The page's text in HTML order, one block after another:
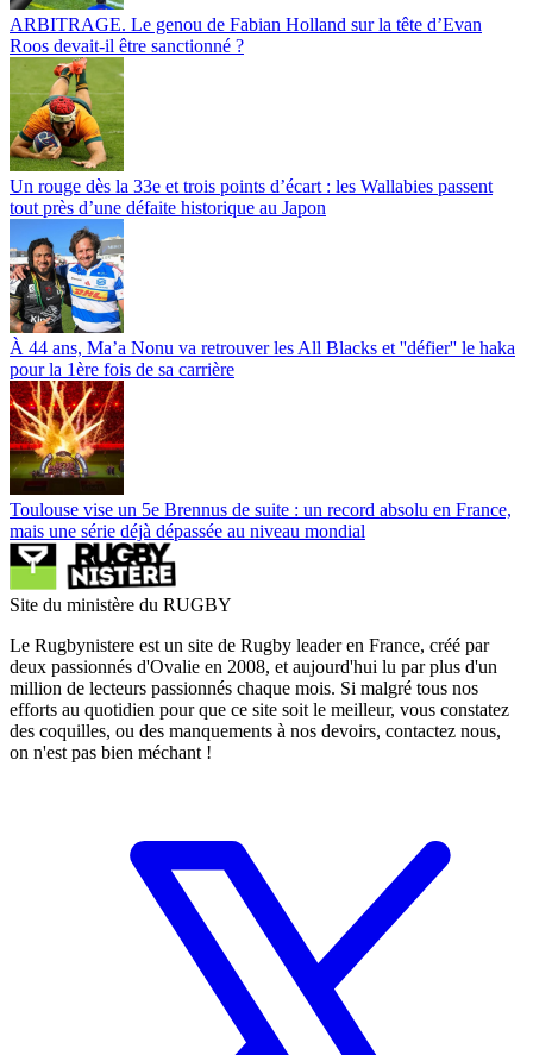
ARBITRAGE. Le genou de Fabian Holland sur la tête d’Evan
Roos devait-il être sanctionné ?
Un rouge dès la 33e et trois points d’écart : les Wallabies passent
tout près d’une défaite historique au Japon
À 44 ans, Ma’a Nonu va retrouver les All Blacks et ''défier'' le haka
pour la 1ère fois de sa carrière
Toulouse vise un 5e Brennus de suite : un record absolu en France,
mais une série déjà dépassée au niveau mondial
Site du ministère du RUGBY
Le Rugbynistere est un site de Rugby leader en France, créé par
deux passionnés d'Ovalie en 2008, et aujourd'hui lu par plus d'un
million de lecteurs passionnés chaque mois. Si malgré tous nos
efforts au quotidien pour que ce site soit le meilleur, vous constatez
des coquilles, ou des manquements à nos devoirs, contactez nous,
on n'est pas bien méchant !